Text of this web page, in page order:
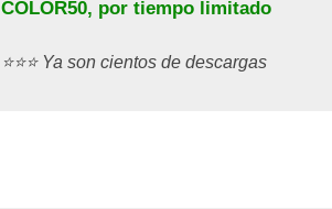
COLOR50, por tiempo limitado
⭐️⭐️⭐️ Ya son cientos de descargas